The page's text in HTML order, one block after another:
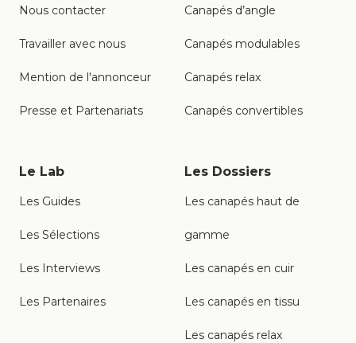
Nous contacter
Travailler avec nous
Mention de l'annonceur
Presse et Partenariats
Canapés d’angle
Canapés modulables
Canapés relax
Canapés convertibles
Le Lab
Les Guides
Les Sélections
Les Interviews
Les Partenaires
Les Dossiers
Les canapés haut de
gamme
Les canapés en cuir
Les canapés en tissu
Les canapés relax